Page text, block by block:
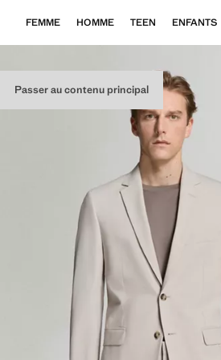
Passer au contenu principal
FEMME HOMME TEEN ENFANTS